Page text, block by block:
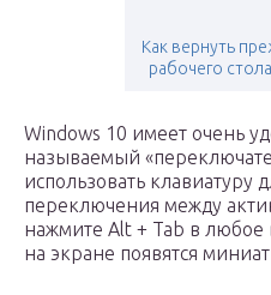
Как вернуть
рабочего
Windows 10 имеет очень
называемый
использовать клавиатуру
переключения между
нажмите Alt + Tab в любое
на экране появятся